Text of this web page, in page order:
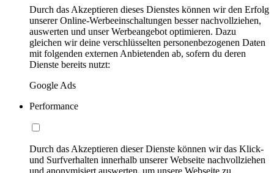
Durch das Akzeptieren dieses Dienstes können wir den Erfolg
unserer Online-Werbeeinschaltungen besser nachvollziehen,
auswerten und unser Werbeangebot optimieren. Dazu
gleichen wir deine verschlüsselten personenbezogenen Daten
mit folgenden externen Anbietenden ab, sofern du deren
Dienste bereits nutzt:
Google Ads
Performance
Durch das Akzeptieren dieser Dienste können wir das Klick-
und Surfverhalten innerhalb unserer Webseite nachvollziehen
und anonymisiert auswerten, um unsere Webseite zu